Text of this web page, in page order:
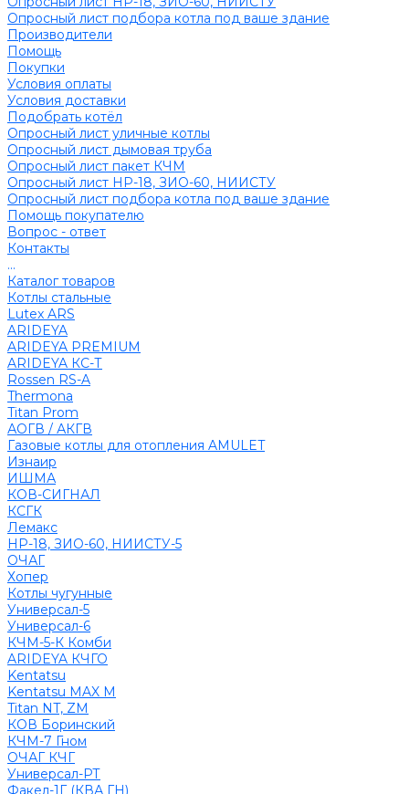
Опросный лист подбора котла под ваше здание
Производители
Помощь
Покупки
Условия оплаты
Условия доставки
Подобрать котёл
Опросный лист уличные котлы
Опросный лист дымовая труба
Опросный лист пакет КЧМ
Опросный лист НР-18, ЗИО-60, НИИСТУ
Опросный лист подбора котла под ваше здание
Помощь покупателю
Вопрос - ответ
Контакты
...
Каталог товаров
Котлы стальные
Lutex ARS
ARIDEYA
ARIDEYA PREMIUM
ARIDEYA КС-Т
Rossen RS-A
Thermona
Titan Prom
АОГВ / АКГВ
Газовые котлы для отопления AMULET
Изнаир
ИШМА
КОВ-СИГНАЛ
КСГК
Лемакс
НР-18, ЗИО-60, НИИСТУ-5
ОЧАГ
Хопер
Котлы чугунные
Универсал-5
Универсал-6
КЧМ-5-К Комби
ARIDEYA КЧГО
Kentatsu
Kentatsu MAX M
Titan NT, ZM
КОВ Боринский
КЧМ-7 Гном
ОЧАГ КЧГ
Универсал-РТ
Факел-1Г (КВА ГН)